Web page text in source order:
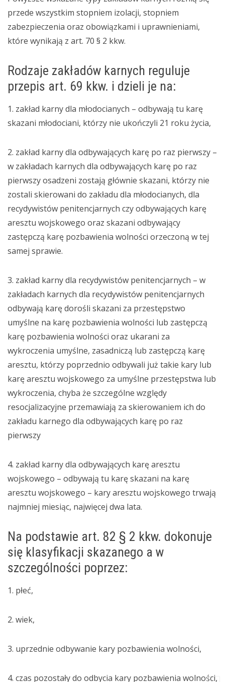
przede wszystkim stopniem izolacji, stopniem
zabezpieczenia oraz obowiązkami i uprawnieniami,
które wynikają z art. 70 § 2 kkw.
Rodzaje zakładów karnych reguluje
przepis art. 69 kkw. i dzieli je na:
1. zakład karny dla młodocianych – odbywają tu karę
skazani młodociani, którzy nie ukończyli 21 roku życia,
2. zakład karny dla odbywających karę po raz pierwszy –
w zakładach karnych dla odbywających karę po raz
pierwszy osadzeni zostają głównie skazani, którzy nie
zostali skierowani do zakładu dla młodocianych, dla
recydywistów penitencjarnych czy odbywających karę
aresztu wojskowego oraz skazani odbywający
zastępczą karę pozbawienia wolności orzeczoną w tej
samej sprawie.
3. zakład karny dla recydywistów penitencjarnych – w
zakładach karnych dla recydywistów penitencjarnych
odbywają karę dorośli skazani za przestępstwo
umyślne na karę pozbawienia wolności lub zastępczą
karę pozbawienia wolności oraz ukarani za
wykroczenia umyślne, zasadniczą lub zastępczą karę
aresztu, którzy poprzednio odbywali już takie kary lub
karę aresztu wojskowego za umyślne przestępstwa lub
wykroczenia, chyba że szczególne względy
resocjalizacyjne przemawiają za skierowaniem ich do
zakładu karnego dla odbywających karę po raz
pierwszy
4. zakład karny dla odbywających karę aresztu
wojskowego – odbywają tu karę skazani na karę
aresztu wojskowego – kary aresztu wojskowego trwają
najmniej miesiąc, najwięcej dwa lata.
Na podstawie art. 82 § 2 kkw. dokonuje
się klasyfikacji skazanego a w
szczególności poprzez:
1. płeć,
2. wiek,
3. uprzednie odbywanie kary pozbawienia wolności,
4. czas pozostały do odbycia kary pozbawienia wolności,